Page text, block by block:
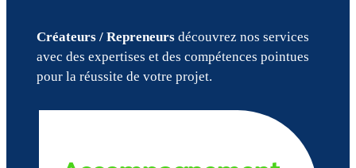
Créateurs / Repreneursdécouvrez nos services
avec des expertises et des compétences pointues
pour la réussite de votre projet.